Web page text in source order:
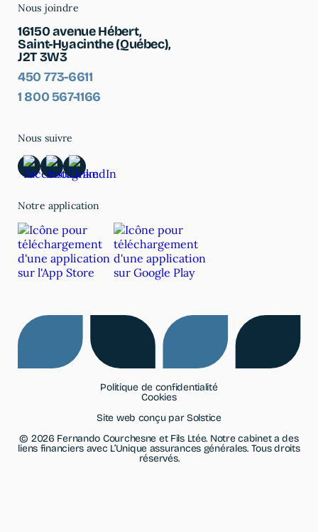
Nous joindre
16150 avenue Hébert,
Saint-Hyacinthe (Québec),
J2T 3W3
450 773-6611
1 800 567-1166
Nous suivre
Notre application
© 2026 Fernando Courchesne et Fils Ltée. Notre cabinet a des
liens financiers avec L’Unique assurances générales. Tous droits
réservés.
Politique de confidentialité
Cookies
Site web conçu parSolstice